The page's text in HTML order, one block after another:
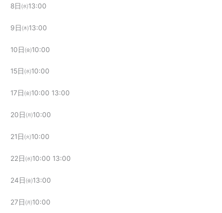
8日㈬13:00
9日㈭13:00
10日㈮10:00
15日㈬10:00
17日㈮10:00 13:00
20日㈪10:00
21日㈫10:00
22日㈬10:00 13:00
24日㈮13:00
27日㈪10:00